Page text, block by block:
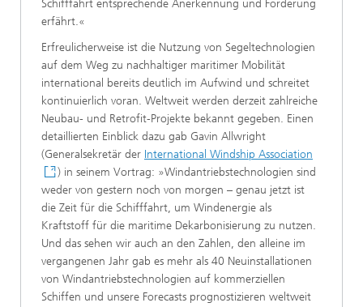
Schifffahrt entsprechende Anerkennung und Förderung
erfährt.«
Erfreulicherweise ist die Nutzung von Segeltechnologien
auf dem Weg zu nachhaltiger maritimer Mobilität
international bereits deutlich im Aufwind und schreitet
kontinuierlich voran. Weltweit werden derzeit zahlreiche
Neubau- und Retrofit-Projekte bekannt gegeben. Einen
detaillierten Einblick dazu gab Gavin Allwright
(Generalsekretär der International Windship Association
) in seinem Vortrag: »Windantriebstechnologien sind
weder von gestern noch von morgen – genau jetzt ist
die Zeit für die Schifffahrt, um Windenergie als
Kraftstoff für die maritime Dekarbonisierung zu nutzen.
Und das sehen wir auch an den Zahlen, den alleine im
vergangenen Jahr gab es mehr als 40 Neuinstallationen
von Windantriebstechnologien auf kommerziellen
Schiffen und unsere Forecasts prognostizieren weltweit